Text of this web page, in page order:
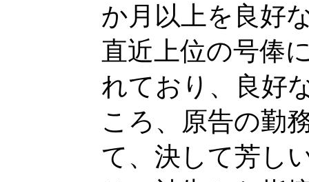
か月以上を良好
直近上位の号俸
れており、良好
ころ、原告の勤
て、決して芳し